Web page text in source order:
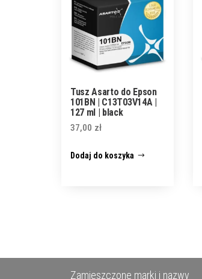
Tusz Asarto do Epson
101BN | C13T03V14A |
127 ml | black
37,00 zł
Dodaj do koszyka
Zamieszczone marki i nazwy